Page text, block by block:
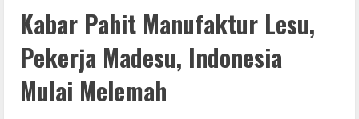
Kabar Pahit Manufaktur Lesu,
Pekerja Madesu, Indonesia
Mulai Melemah